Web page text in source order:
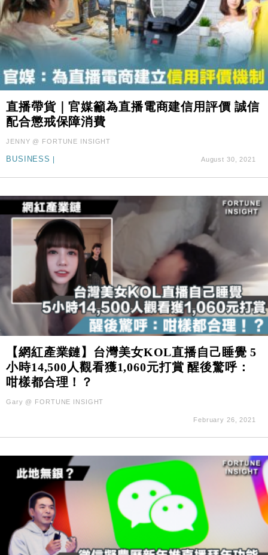
直播帶貨｜官媒籲為直播電商建信用評價 誠信
配合懲戒保障消費
JENNY @ FORTUNE INSIGHT
BUSINESS | August 30, 2021
【網紅產業鏈】台灣美女KOL直播自己睡覺 5
小時14,500人觀看獲1,060元打賞 醒後驚呼：
咁樣都合理！？
Gary @ FORTUNE INSIGHT
February 26, 2021